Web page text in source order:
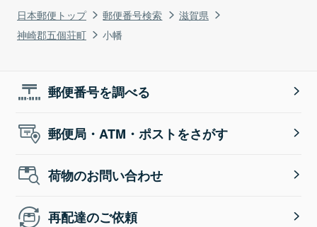
日本郵便トップ 郵便番号検索
滋賀県
神崎郡五個荘町
小幡
郵便番号を調べる
郵便局・ATM・ポストをさがす
荷物のお問い合わせ
再配達のご依頼